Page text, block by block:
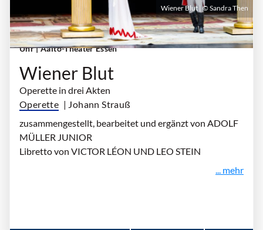
Donnerstag, 25. März 2027 | 19:30 Uhr - 22:30
Uhr| Aalto-Theater Essen
Wiener Blut
Operette in drei Akten
Operette | Johann Strauß
zusammengestellt, bearbeitet und ergänzt von ADOLF
MÜLLER JUNIOR
Libretto von VICTOR LÉON UND LEO STEIN
... mehr
Wiener Blut | © Sandra Then